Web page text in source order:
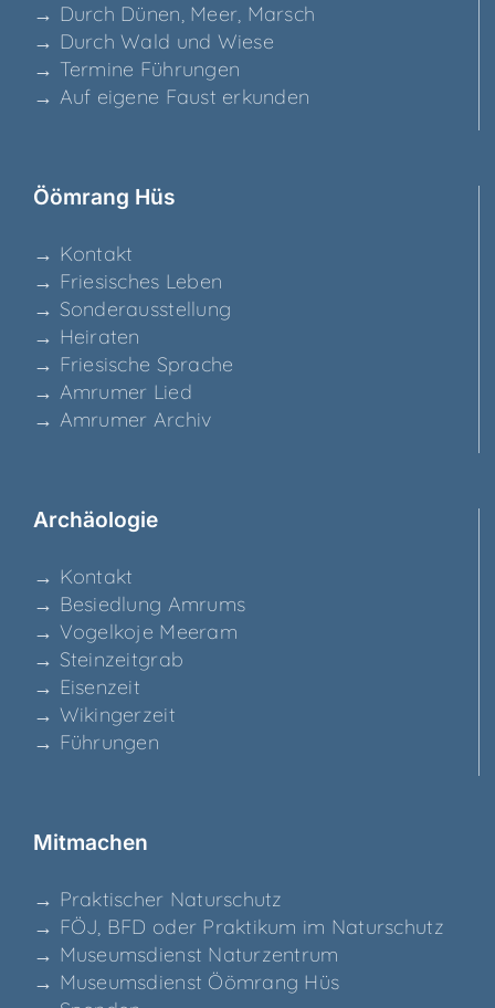
→ Durch Dünen, Meer, Marsch
→ Durch Wald und Wiese
→ Ter­mi­ne Führungen
→ Auf eige­ne Faust erkunden
Ööm­rang Hüs
→ Kon­takt
→ Frie­si­sches Leben
→ Son­der­aus­stel­lung
→ Hei­ra­ten
→ Frie­si­sche Sprache
→ Amru­mer Lied
→ Amru­mer Archiv
Archäo­lo­gie
→ Kon­takt
→ Besied­lung Amrums
→ Vogel­ko­je Meeram
→ Stein­zeit­grab
→ Eisen­zeit
→ Wikin­ger­zeit
→ Füh­run­gen
Mit­ma­chen
→ Prak­ti­scher Naturschutz
→ FÖJ, BFD oder Prak­ti­kum im Naturschutz
→ Muse­ums­dienst Naturzentrum
→ Muse­ums­dienst Ööm­rang Hüs